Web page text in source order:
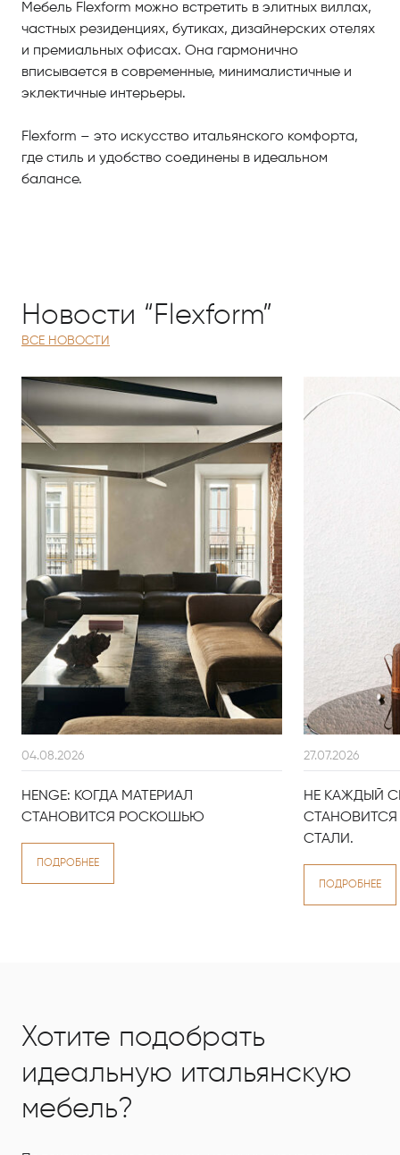
Мебель Flexform можно встретить в элитных виллах,
частных резиденциях, бутиках, дизайнерских отелях
и премиальных офисах. Она гармонично
вписывается в современные, минималистичные и
эклектичные интерьеры.
Flexform – это искусство итальянского комфорта,
где стиль и удобство соединены в идеальном
балансе.
Новости “Flexform”
ВСЕ НОВОСТИ
04.08.2026
HENGE: КОГДА МАТЕРИАЛ
СТАНОВИТСЯ РОСКОШЬЮ
ПОДРОБНЕЕ
27.07.2026
НЕ КАЖДЫЙ
СТАНОВИТСЯ
СТАЛИ.
ПОДРОБНЕЕ
Хотите подобрать
идеальную итальянскую
мебель?